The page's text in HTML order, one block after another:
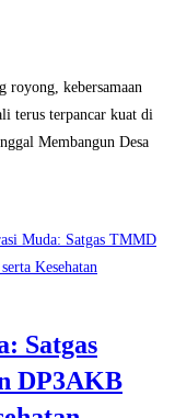
royong, kebersamaan
terus terpancar kuat di
Membangun Desa
Satgas
DP3AKB